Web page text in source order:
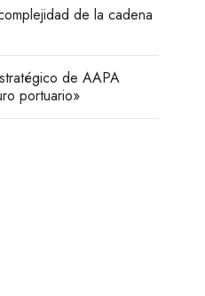
de la cadena
de AAPA
portuario»